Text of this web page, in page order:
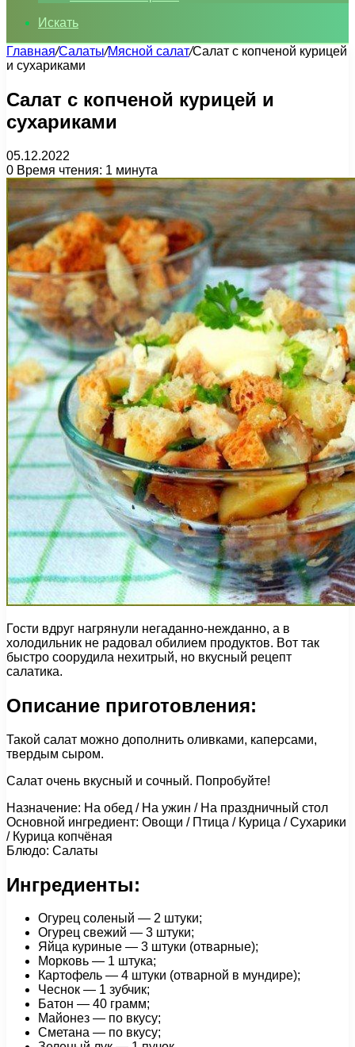
Искать
Главная/Салаты/Мясной салат/Салат с копченой курицей
и сухариками
Салат с копченой курицей и
сухариками
05.12.2022
0 Время чтения: 1 минута
Гости вдруг нагрянули негаданно-нежданно, а в
холодильник не радовал обилием продуктов. Вот так
быстро соорудила нехитрый, но вкусный рецепт
салатика.
Описание приготовления:
Такой салат можно дополнить оливками, каперсами,
твердым сыром.
Салат очень вкусный и сочный. Попробуйте!
Назначение: На обед / На ужин / На праздничный стол
Основной ингредиент: Овощи / Птица / Курица / Сухарики
/ Курица копчёная
Блюдо: Салаты
Ингредиенты:
Огурец соленый — 2 штуки;
Огурец свежий — 3 штуки;
Яйца куриные — 3 штуки (отварные);
Морковь — 1 штука;
Картофель — 4 штуки (отварной в мундире);
Чеснок — 1 зубчик;
Батон — 40 грамм;
Майонез — по вкусу;
Сметана — по вкусу;